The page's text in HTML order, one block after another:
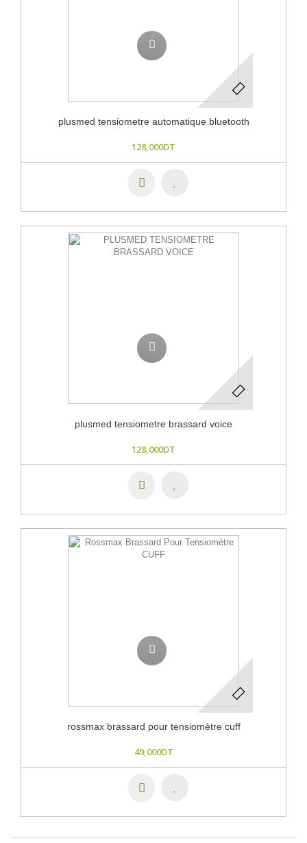
plusmed tensiometre automatique bluetooth
128,000DT
plusmed tensiometre brassard voice
128,000DT
rossmax brassard pour tensiomètre cuff
49,000DT